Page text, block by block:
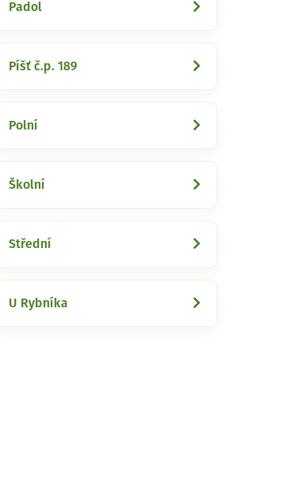
Padol
Píšť č.p. 189
Polní
Školní
Střední
U Rybníka